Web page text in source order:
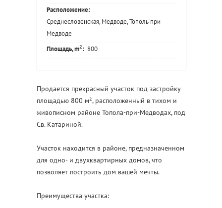
Расположение:
Среднесловенская, Медводе, Тополь при
Медводе
Площадь, m2: 800
Продается прекрасный участок под застройку
площадью 800 м², расположенный в тихом и
живописном районе Топола-при-Медводах, под
Св. Катариной.
Участок находится в районе, предназначенном
для одно- и двухквартирных домов, что
позволяет построить дом вашей мечты.
Преимущества участка: